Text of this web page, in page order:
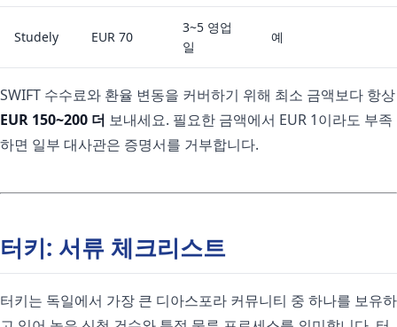
Studely EUR 70
3~5 영업
일
예
SWIFT 수수료와 환율 변동을 커버하기 위해 최소 금액보다 항상
EUR 150~200 더 보내세요. 필요한 금액에서 EUR 1이라도 부족
하면 일부 대사관은 증명서를 거부합니다.
터키: 서류 체크리스트
터키는 독일에서 가장 큰 디아스포라 커뮤니티 중 하나를 보유하